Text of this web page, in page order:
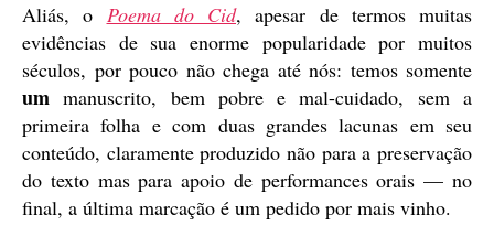
Aliás, o Poema do Cid, apesar de termos muitas
evidências de sua enorme popularidade por muitos
séculos, por pouco não chega até nós: temos somente
ummanuscrito, bem pobre e mal-cuidado, sem a
primeira folha e com duas grandes lacunas em seu
conteúdo, claramente produzido não para a preservação
do texto mas para apoio de performances orais — no
final, a última marcação é um pedido por mais vinho.